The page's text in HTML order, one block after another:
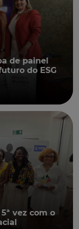
de painel
do ESG
vez com o